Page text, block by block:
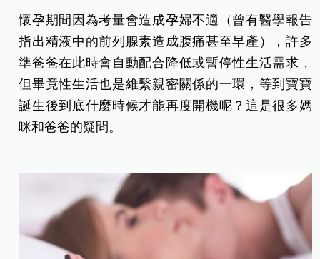
懷孕期間因為考量會造成孕婦不適（曾有醫學報告
指出精液中的前列腺素造成腹痛甚至早產），許多
準爸爸在此時會自動配合降低或暫停性生活需求，
但畢竟性生活也是維繫親密關係的一環，等到寶寶
誕生後到底什麼時候才能再度開機呢？這是很多媽
咪和爸爸的疑問。